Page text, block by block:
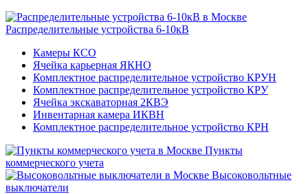
Распределительные устройства 6-10кВ
Камеры КСО
Ячейка карьерная ЯКНО
Комплектное распределительное устройство КРУН
Комплектное распределительное устройство КРУ
Ячейка экскаваторная 2КВЭ
Инвентарная камера ИКВН
Комплектное распределительное устройство КРН
Пункты
коммерческого учета
Высоковольтные
выключатели